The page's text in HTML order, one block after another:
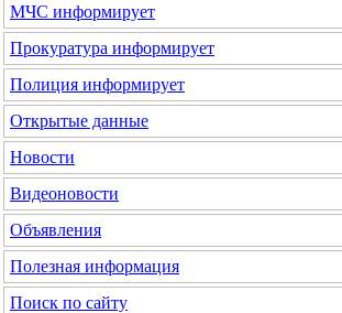
МЧС информирует
Прокуратура информирует
Полиция информирует
Открытые данные
Новости
Видеоновости
Объявления
Полезная информация
Поиск по сайту